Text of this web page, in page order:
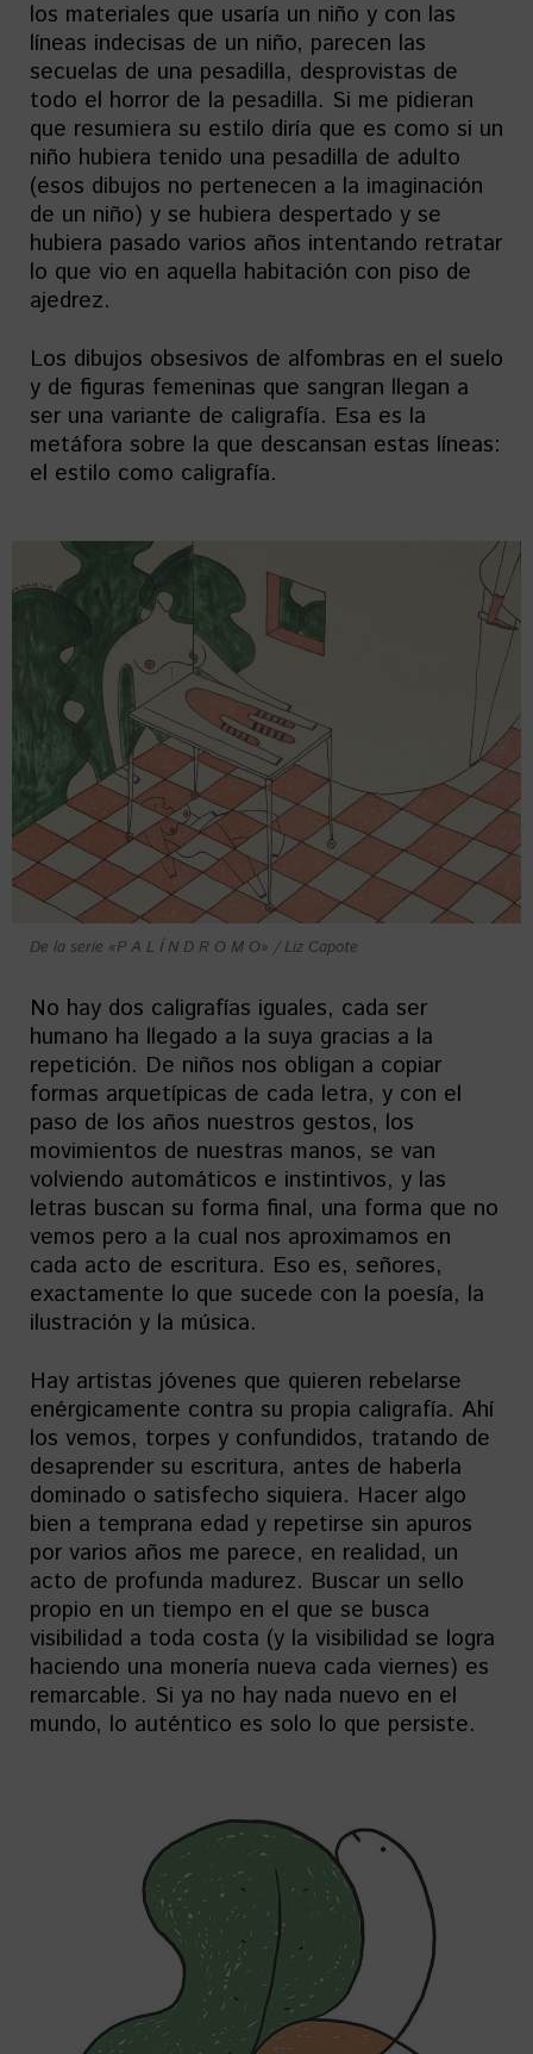
los materiales que usaría un niño y con las
líneas indecisas de un niño, parecen las
secuelas de una pesadilla, desprovistas de
todo el horror de la pesadilla. Si me pidieran
que resumiera su estilo diría que es como si un
niño hubiera tenido una pesadilla de adulto
(esos dibujos no pertenecen a la imaginación
de un niño) y se hubiera despertado y se
hubiera pasado varios años intentando retratar
lo que vio en aquella habitación con piso de
ajedrez.
Los dibujos obsesivos de alfombras en el suelo
y de figuras femeninas que sangran llegan a
ser una variante de caligrafía. Esa es la
metáfora sobre la que descansan estas líneas:
el estilo como caligrafía.
De la serie «P A L Í N D R O M O» / Liz Capote
No hay dos caligrafías iguales, cada ser
humano ha llegado a la suya gracias a la
repetición. De niños nos obligan a copiar
formas arquetípicas de cada letra, y con el
paso de los años nuestros gestos, los
movimientos de nuestras manos, se van
volviendo automáticos e instintivos, y las
letras buscan su forma final, una forma que no
vemos pero a la cual nos aproximamos en
cada acto de escritura. Eso es, señores,
exactamente lo que sucede con la poesía, la
ilustración y la música.
Hay artistas jóvenes que quieren rebelarse
enérgicamente contra su propia caligrafía. Ahí
los vemos, torpes y confundidos, tratando de
desaprender su escritura, antes de haberla
dominado o satisfecho siquiera. Hacer algo
bien a temprana edad y repetirse sin apuros
por varios años me parece, en realidad, un
acto de profunda madurez. Buscar un sello
propio en un tiempo en el que se busca
visibilidad a toda costa (y la visibilidad se logra
haciendo una monería nueva cada viernes) es
remarcable. Si ya no hay nada nuevo en el
mundo, lo auténtico es solo lo que persiste.